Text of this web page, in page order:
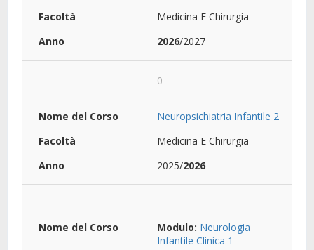
Medicina E Chirurgia
2026/2027
0
Neuropsichiatria Infantile 2
Medicina E Chirurgia
2025/2026
Modulo: Neurologia
Infantile Clinica 1